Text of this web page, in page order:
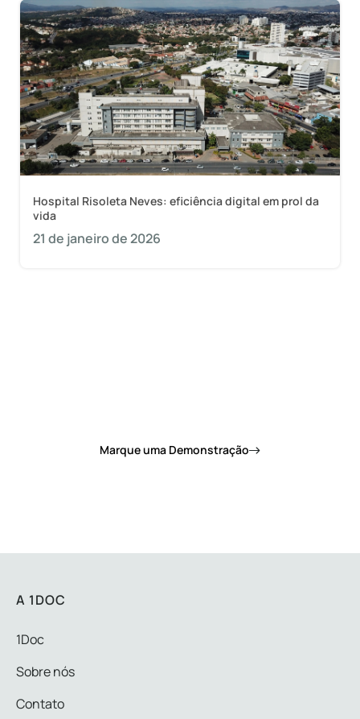
Hospital Risoleta Neves: eficiência digital em prol da
vida
21 de janeiro de 2026
Marque uma Demonstração
A 1DOC
1Doc
Sobre nós
Contato